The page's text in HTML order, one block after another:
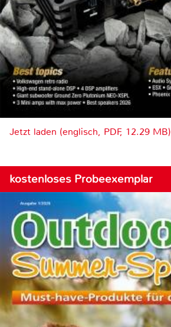
Jetzt laden (englisch, PDF, 12.29 MB)
kostenloses Probeexemplar